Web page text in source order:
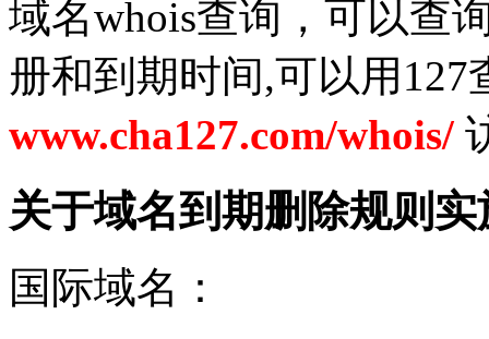
域名whois查询，可以查
册和到期时间,可以用
www.cha127.com/whois/
关于域名到期删除规则
国际域名：